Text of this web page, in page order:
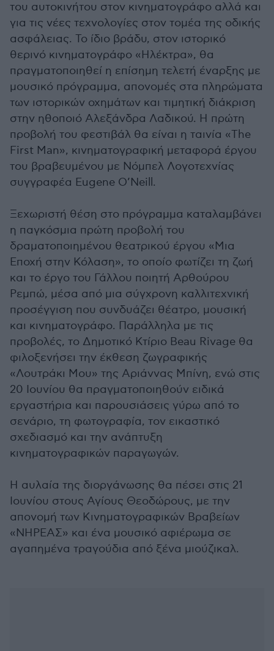
του αυτοκινήτου στον κινηματογράφο αλλά και
για τις νέες τεχνολογίες στον τομέα της οδικής
ασφάλειας. Το ίδιο βράδυ, στον ιστορικό
θερινό κινηματογράφο «Ηλέκτρα», θα
πραγματοποιηθεί η επίσημη τελετή έναρξης με
μουσικό πρόγραμμα, απονομές στα πληρώματα
των ιστορικών οχημάτων και τιμητική διάκριση
στην ηθοποιό Αλεξάνδρα Λαδικού. Η πρώτη
προβολή του φεστιβάλ θα είναι η ταινία «The
First Man», κινηματογραφική μεταφορά έργου
του βραβευμένου με Νόμπελ Λογοτεχνίας
συγγραφέα Eugene O’Neill.
Ξεχωριστή θέση στο πρόγραμμα καταλαμβάνει
η παγκόσμια πρώτη προβολή του
δραματοποιημένου θεατρικού έργου «Μια
Εποχή στην Κόλαση», το οποίο φωτίζει τη ζωή
και το έργο του Γάλλου ποιητή Αρθούρου
Ρεμπώ, μέσα από μια σύγχρονη καλλιτεχνική
προσέγγιση που συνδυάζει θέατρο, μουσική
και κινηματογράφο. Παράλληλα με τις
προβολές, το Δημοτικό Κτίριο Beau Rivage θα
φιλοξενήσει την έκθεση ζωγραφικής
«Λουτράκι Μου» της Αριάννας Μπίνη, ενώ στις
20 Ιουνίου θα πραγματοποιηθούν ειδικά
εργαστήρια και παρουσιάσεις γύρω από το
σενάριο, τη φωτογραφία, τον εικαστικό
σχεδιασμό και την ανάπτυξη
κινηματογραφικών παραγωγών.
Η αυλαία της διοργάνωσης θα πέσει στις 21
Ιουνίου στους Αγίους Θεοδώρους, με την
απονομή των Κινηματογραφικών Βραβείων
«ΝΗΡΕΑΣ» και ένα μουσικό αφιέρωμα σε
αγαπημένα τραγούδια από ξένα μιούζικαλ.